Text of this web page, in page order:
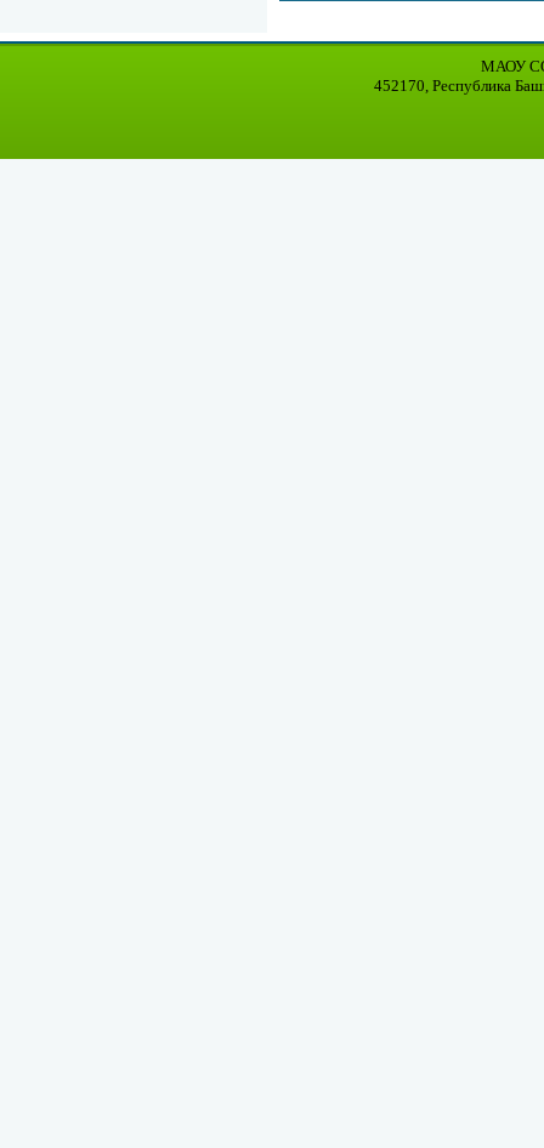
МАОУ
452170, Республика